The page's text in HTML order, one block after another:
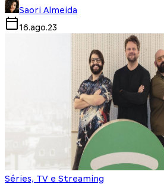
Saori Almeida
16.ago.23
Séries, TV e Streaming